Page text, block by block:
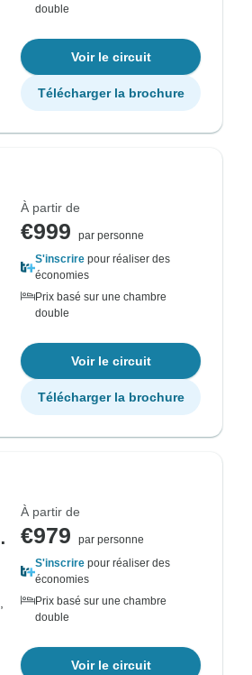
double
Voir le circuit
Télécharger la brochure
À partir de
€999
par personne
S'inscrire pour réaliser des
économies
Prix basé sur une chambre
double
Voir le circuit
Télécharger la brochure
À partir de
€979
par personne
S'inscrire pour réaliser des
économies
Prix basé sur une chambre
double
Voir le circuit